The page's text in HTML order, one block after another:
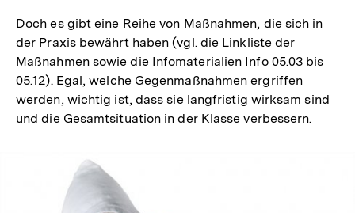
Doch es gibt eine Reihe von Maßnahmen, die sich in
der Praxis bewährt haben (vgl. die Linkliste der
Maßnahmen sowie die Infomaterialien Info 05.03 bis
05.12). Egal, welche Gegenmaßnahmen ergriffen
werden, wichtig ist, dass sie langfristig wirksam sind
und die Gesamtsituation in der Klasse verbessern.